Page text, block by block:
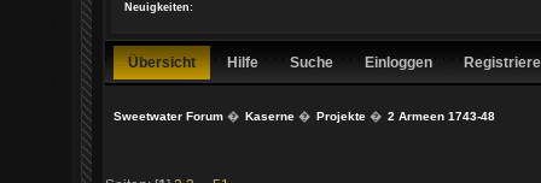
Neuigkeiten:
Übersicht Hilfe Suche Einloggen
Sweetwater Forum� Kaserne� Projekte� 2 Armeen 1743-48